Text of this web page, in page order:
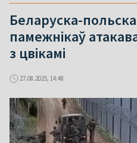
Беларуска-
памежнікаў
з цвікамі
27.08.2025, 14:48